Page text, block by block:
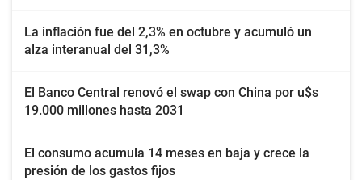
La inflación fue del 2,3% en octubre y acumuló un
alza interanual del 31,3%
El Banco Central renovó el swap con China por u$s
19.000 millones hasta 2031
El consumo acumula 14 meses en baja y crece la
presión de los gastos fijos